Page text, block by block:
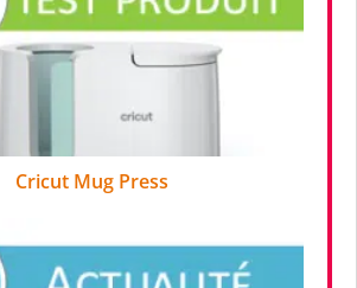
Cricut Mug Press